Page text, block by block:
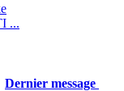
...
Dernier message